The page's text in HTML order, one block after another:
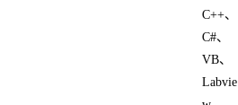
C++、
C#、
VB、
Labvie